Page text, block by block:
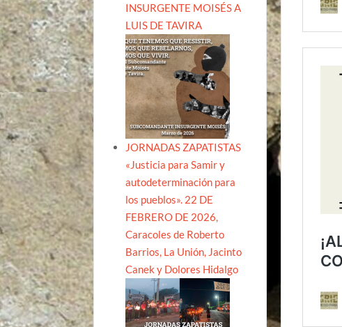
INSURGENTE MOISÉS A
LUIS DE TAVIRA
JORNADAS ZAPATISTAS
«Justicia para Samir y
autodeterminación para
los pueblos». 22 DE
FEBRERO DE 2026,
Caracoles de Roberto
Barrios, La Unión, Jacinto
Canek y Dolores Hidalgo